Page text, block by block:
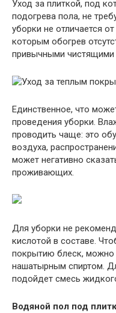
Уход за плиткой, под
подогрева пола, не
уборки не отличается
которым обогрев
привычными чистящими
Единственное, что
проведения уборки.
проводить чаще: это
воздуха,
может негативно
проживающих.
Для уборки не
кислотой в составе.
покрытию блеск, можно
нашатырным спиртом.
подойдет смесь
Водяной пол под